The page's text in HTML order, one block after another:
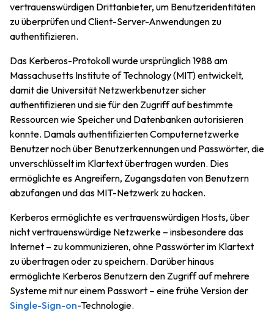
vertrauenswürdigen Drittanbieter, um Benutzeridentitäten
zu überprüfen und Client-Server-Anwendungen zu
authentifizieren.
Das Kerberos-Protokoll wurde ursprünglich 1988 am
Massachusetts Institute of Technology (MIT) entwickelt,
damit die Universität Netzwerkbenutzer sicher
authentifizieren und sie für den Zugriff auf bestimmte
Ressourcen wie Speicher und Datenbanken autorisieren
konnte. Damals authentifizierten Computernetzwerke
Benutzer noch über Benutzerkennungen und Passwörter, die
unverschlüsselt im Klartext übertragen wurden. Dies
ermöglichte es Angreifern, Zugangsdaten von Benutzern
abzufangen und das MIT-Netzwerk zu hacken.
Kerberos ermöglichte es vertrauenswürdigen Hosts, über
nicht vertrauenswürdige Netzwerke – insbesondere das
Internet – zu kommunizieren, ohne Passwörter im Klartext
zu übertragen oder zu speichern. Darüber hinaus
ermöglichte Kerberos Benutzern den Zugriff auf mehrere
Systeme mit nur einem Passwort – eine frühe Version der
Single-Sign-on-Technologie.